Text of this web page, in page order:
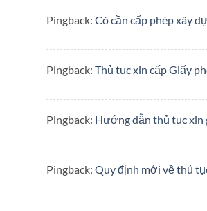
Pingback: Có cần cấp phép xây
Pingback: Thủ tục xin cấp Giấy
Pingback: Hướng dẫn thủ tục xin
Pingback: Quy định mới về thủ